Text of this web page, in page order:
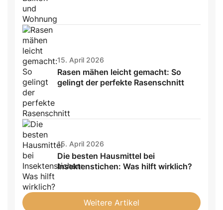
15. April 2026
Rasen mähen leicht gemacht: So
gelingt der perfekte Rasenschnitt
15. April 2026
Die besten Hausmittel bei
Insektenstichen: Was hilft wirklich?
Weitere Artikel